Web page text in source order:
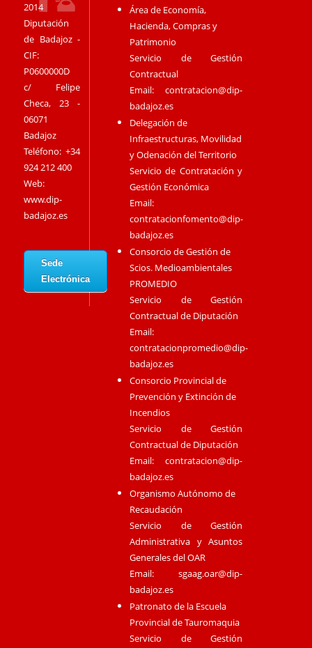
2014
Diputación
de Badajoz -
CIF:
P0600000D
c/ Felipe
Checa, 23 -
06071
Badajoz
Teléfono: +34
924 212 400
Web:
www.dip-
badajoz.es
Sede
Electrónica
Área de Economía,
Hacienda, Compras y
Patrimonio
Servicio de Gestión
Contractual
Email:contratacion@dip-
badajoz.es
Delegación de
Infraestructuras, Movilidad
y Odenación del Territorio
Servicio de Contratación y
Gestión Económica
Email:
contratacionfomento@dip-
badajoz.es
Consorcio de Gestión de
Scios. Medioambientales
PROMEDIO
Servicio de Gestión
Contractual de Diputación
Email:
contratacionpromedio@dip-
badajoz.es
Consorcio Provincial de
Prevención y Extinción de
Incendios
Servicio de Gestión
Contractual de Diputación
Email:contratacion@dip-
badajoz.es
Organismo Autónomo de
Recaudación
Servicio de Gestión
Administrativa y Asuntos
Generales del OAR
Email:sgaag.oar@dip-
badajoz.es
Patronato de la Escuela
Provincial de Tauromaquia
Servicio de Gestión